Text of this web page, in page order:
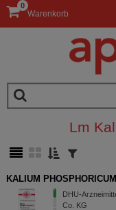
Warenkorb
0
Lm
KALIUM
DHU-
Co. KG